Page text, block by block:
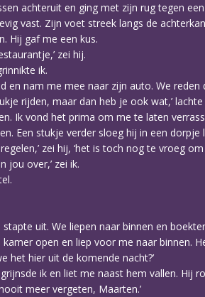
achteruit en ging met zijn rug tegen
vast. Zijn voet streek langs de
Hij gaf me een kus.
zei hij.
ik.
en nam me mee naar zijn auto. We reden
rijden, maar dan heb je ook wat,’
Ik vond het prima om me te laten
Een stukje verder sloeg hij in een dorpje
zei hij, ‘het is toch nog te vroeg
jou over,’ zei ik.
stapte uit. We liepen naar binnen en
open en liep voor me naar binnen.
het hier uit de komende nacht?’
grijnsde ik en liet me naast hem vallen. Hij
meer vergeten, Maarten.’